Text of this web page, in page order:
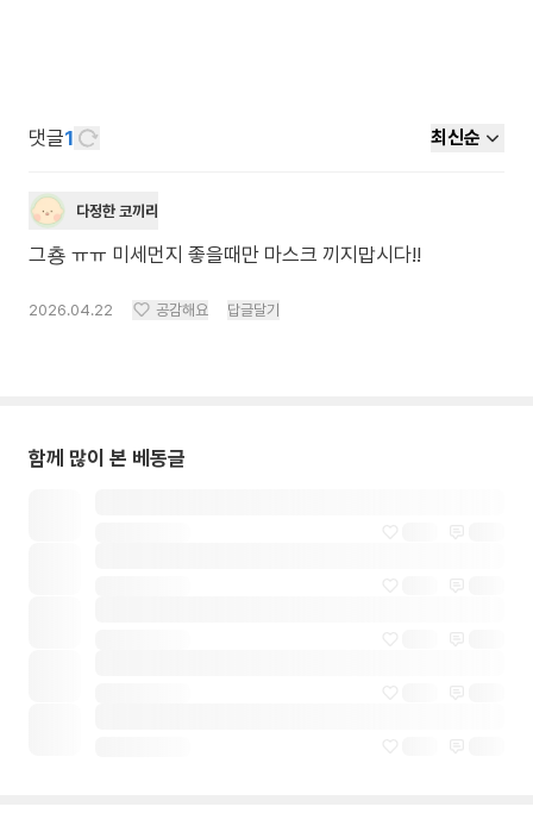
댓글1 최신순
다정한 코끼리
그춍 ㅠㅠ 미세먼지 좋을때만 마스크 끼지맙시다!!
2026.04.22 공감해요 답글달기
함께 많이 본 베동글